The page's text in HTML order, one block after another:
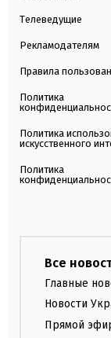
Телеведущие
Рекламодателям
Правила
Политика
Политика
искусственного
Политика
Все
Главные
Новости
Прямой